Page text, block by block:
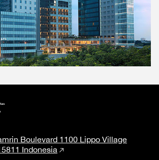
Boulevard 1100 Lippo Village
Indonesia